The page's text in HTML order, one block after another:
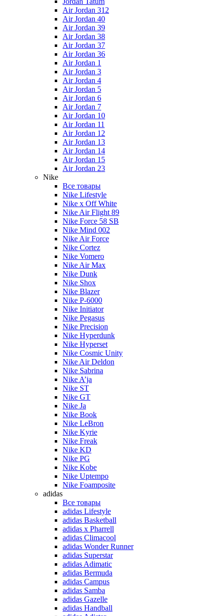
Air Jordan 312
Air Jordan 40
Air Jordan 39
Air Jordan 38
Air Jordan 37
Air Jordan 36
Air Jordan 1
Air Jordan 3
Air Jordan 4
Air Jordan 5
Air Jordan 6
Air Jordan 7
Air Jordan 10
Air Jordan 11
Air Jordan 12
Air Jordan 13
Air Jordan 14
Air Jordan 15
Air Jordan 23
Nike
Все товары
Nike Lifestyle
Nike x Off White
Nike Air Flight 89
Nike Force 58 SB
Nike Mind 002
Nike Air Force
Nike Cortez
Nike Vomero
Nike Air Max
Nike Dunk
Nike Shox
Nike Blazer
Nike P-6000
Nike Initiator
Nike Pegasus
Nike Precision
Nike Hyperdunk
Nike Hyperset
Nike Cosmic Unity
Nike Air Deldon
Nike Sabrina
Nike A’ja
Nike ST
Nike GT
Nike Ja
Nike Book
Nike LeBron
Nike Kyrie
Nike Freak
Nike KD
Nike PG
Nike Kobe
Nike Uptempo
Nike Foamposite
adidas
Все товары
adidas Lifestyle
adidas Basketball
adidas x Pharrell
adidas Climacool
adidas Wonder Runner
adidas Superstar
adidas Adimatic
adidas Bermuda
adidas Campus
adidas Samba
adidas Gazelle
adidas Handball